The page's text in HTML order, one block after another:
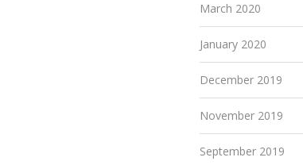
March 2020
January 2020
December 2019
November 2019
September 2019